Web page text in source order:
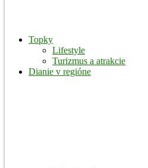
Topky
Lifestyle
Turizmus a atrakcie
Dianie v regióne